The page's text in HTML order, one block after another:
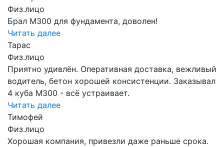
Физ.лицо
Брал М300 для фундамента, доволен!
Читать далее
Тарас
Физ.лицо
Приятно удивлён. Оперативная доставка, вежливый
водитель, бетон хорошей консистенции. Заказывал
4 куба М300 - всё устраивает.
Читать далее
Тимофей
Физ.лицо
Хорошая компания, привезли даже раньше срока.